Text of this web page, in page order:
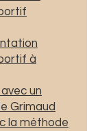
à
un
Grimaud
la méthode